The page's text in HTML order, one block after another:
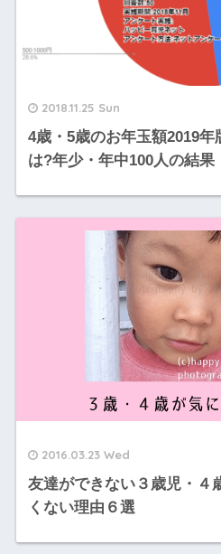
2018.11.25 Sun
4歳・5歳のお年玉額2019
は?年少・年中100人の結果
2016.03.23 Wed
友達ができない３歳児・４
くない理由６選